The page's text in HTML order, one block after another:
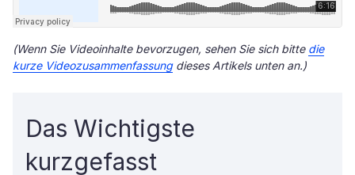
(Wenn Sie Videoinhalte bevorzugen, sehen Sie sich bitte die
kurze Videozusammenfassungdieses Artikels unten an.)
Das Wichtigste
kurzgefasst